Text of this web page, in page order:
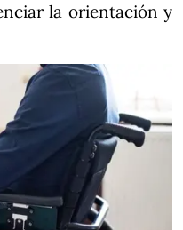
la orientación y